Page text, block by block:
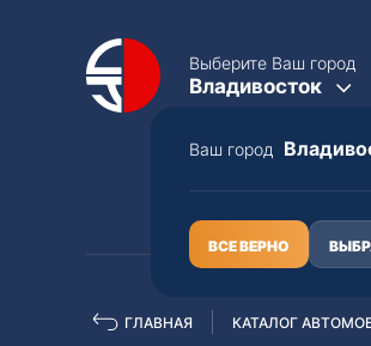
Выберите Ваш город
Владивосток
Ваш город
ВСЕ ВЕРНО
Полная пошлина
ГЛАВНАЯ КАТАЛОГ